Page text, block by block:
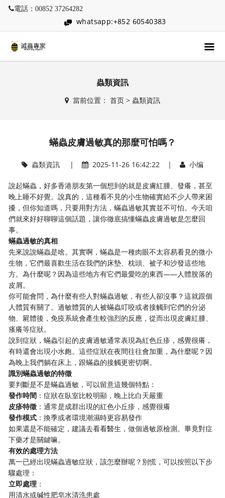
電話：00852 37264282
whatsapp:+852 60540383
蟲類資訊
當前位置： 首页> 蟲類資訊
蟎蟲皮膚過敏真的那麼可怕嗎？
蟲類資訊| 2025-11-26 16:42:22 | 小编
說起蟎蟲，好多香港朋友第一個想到的就是皮膚紅腫、發癢，甚至
晚上睡不好覺。說真的，這種看不見的小生物確實給不少人帶來困
擾，但你知道嗎，只要用對方法，蟎蟲過敏其實並不可怕。今天咱
們就來好好聊聊這個話題，讓你徹底搞懂蟎蟲皮膚過敏是怎麼回
事。
蟎蟲過敏的真相
先來說說蟎蟲是啥。其實啊，蟎蟲是一種肉眼不太容易看見的微小
生物，它們最喜歡生活在我們的床墊、枕頭、被子和沙發這些地
方。為什麼呢？因為這些地方有它們最愛吃的東西——人體脫落的
皮屑。
你可能會問，為什麼有些人對蟎蟲過敏，有些人卻沒事？這就跟個
人體質有關了。過敏體質的人被蟎蟲叮咬或者接觸到它們的分泌
物、屍體後，免疫系統會產生較強烈的反應，從而出現皮膚紅腫、
瘙癢等症狀。
說到症狀，蟎蟲引起的皮膚過敏通常表現為紅色丘疹，感覺很癢，
有時還會出現小水皰。這些症狀在夜間往往會加重，為什麼呢？因
為晚上我們躺在床上，跟蟎蟲的接觸更密切啊。
識別蟎蟲過敏的特徵
要判斷是不是蟎蟲過敏，可以留意這幾個特點：
發作時間 ：症狀在臥室比較明顯，晚上比白天嚴重
皮疹特徵 ：通常是成群出現的紅色小丘疹，感覺很癢
發作模式 ：換季或者環境潮濕時更容易發作
如果還是不能確定，建議去看看醫生，做個過敏原檢測。畢竟對症
下藥才是關鍵嘛。
有效的處理方法
萬一已經出現蟎蟲過敏症狀，該怎麼辦呢？別慌，可以按照以下步
驟處理：
立即處理 ：
用清水或碱性肥皂水清洗患處